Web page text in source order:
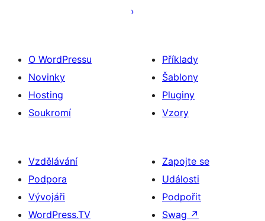
O WordPressu
Novinky
Hosting
Soukromí
Příklady
Šablony
Pluginy
Vzory
Vzdělávání
Podpora
Vývojáři
WordPress.TV
Zapojte se
Události
Podpořit
Swag ↗